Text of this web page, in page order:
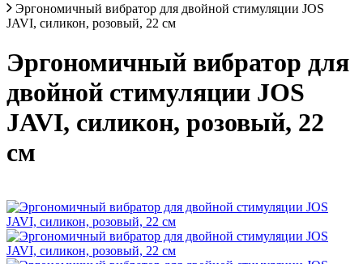
Эргономичный вибратор для двойной стимуляции JOS
JAVI, силикон, розовый, 22 см
Эргономичный вибратор для
двойной стимуляции JOS
JAVI, силикон, розовый, 22
см